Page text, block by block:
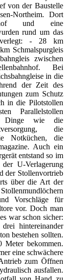
von der Baustelle
Northeim. Dort
und eine
rund um das
- 28 km
Schmalspurgleis
zwischen
Bei
in die
der Zeit des
zum Schutz
in die Pilotstollen
Parallelstollen
Dinge wie die
die
Notküchen, die
Auch ein
entstand so im
U-Verlagerung
der Stollenvortrieb
über die Art der
Vorschläge für
vor. Doch man
war schon sicher:
hintereinander
bestehen sollten.
Meter bekommen.
eine schwächere
zum Öffnen
ausfallen.